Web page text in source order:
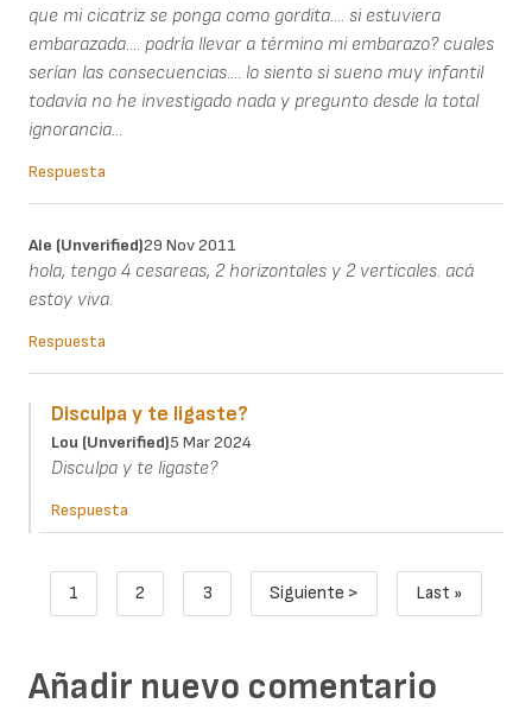
que mi cicatriz se ponga como gordita.... si estuviera
embarazada.... podría llevar a término mi embarazo? cuales
serían las consecuencias.... lo siento si sueno muy infantil
todavía no he investigado nada y pregunto desde la total
ignorancia...
Respuesta
Ale (unverified)29 Nov 2011
hola, tengo 4 cesareas, 2 horizontales y 2 verticales. acá
estoy viva.
Respuesta
Disculpa y te ligaste?
Lou (unverified)5 Mar 2024
Disculpa y te ligaste?
Respuesta
Paginación
Página actual
1
Page
2
Page
3
Siguiente página
Siguiente >
Última
Last »
Añadir nuevo comentario